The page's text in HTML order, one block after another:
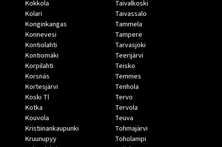
Kokkola
Kolari
Konginkangas
Konnevesi
Kontiolahti
Kontiomäki
Korpilahti
Korsnäs
Kortesjärvi
Koski Tl
Kotka
Kouvola
Kristiinankaupunki
Kruunupyy
Taivalkoski
Taivassalo
Tammela
Tampere
Tarvasjoki
Teerijärvi
Teisko
Temmes
Tenhola
Tervo
Tervola
Teuva
Tohmajärvi
Toholampi